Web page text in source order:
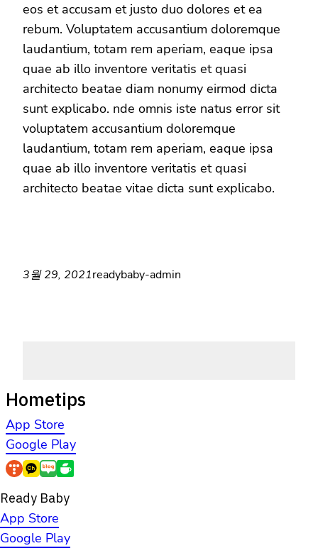
eos et accusam et justo duo dolores et ea
rebum. Voluptatem accusantium doloremque
laudantium, totam rem aperiam, eaque ipsa
quae ab illo inventore veritatis et quasi
architecto beatae diam nonumy eirmod dicta
sunt explicabo. nde omnis iste natus error sit
voluptatem accusantium doloremque
laudantium, totam rem aperiam, eaque ipsa
quae ab illo inventore veritatis et quasi
architecto beatae vitae dicta sunt explicabo.
3월 29, 2021readybaby-admin
Hometips
App Store
Google Play
Ready Baby
App Store
Google Play